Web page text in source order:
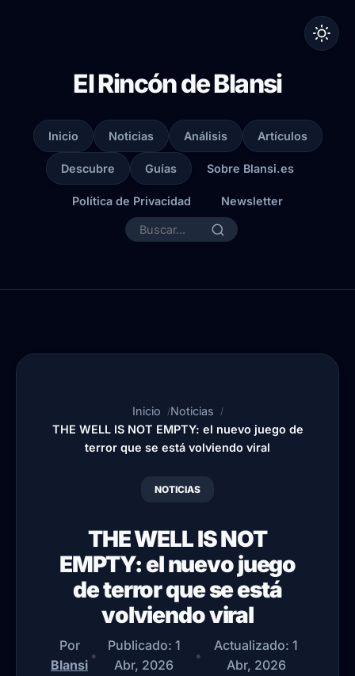
El Rincón de Blansi
Inicio Noticias Análisis Artículos
Descubre Guías Sobre Blansi.es
Política de Privacidad Newsletter
Inicio
Noticias
THE WELL IS NOT EMPTY: el nuevo juego de
terror que se está volviendo viral
NOTICIAS
THE WELL IS NOT
EMPTY: el nuevo juego
de terror que se está
volviendo viral
Por
Blansi
•
Publicado: 1
Abr, 2026
•
Actualizado:1
Abr, 2026